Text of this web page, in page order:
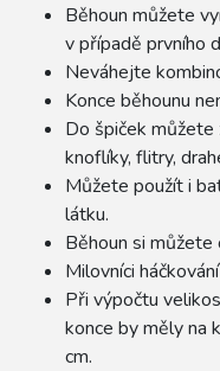
Běhoun můžete
v případě prvního
Neváhejte
Konce běhounu
Do špiček
knoflíky, flitry,
Můžete použít i
látku.
Běhoun si můžete
Milovníci
Při výpočtu
konce by měly na
cm.